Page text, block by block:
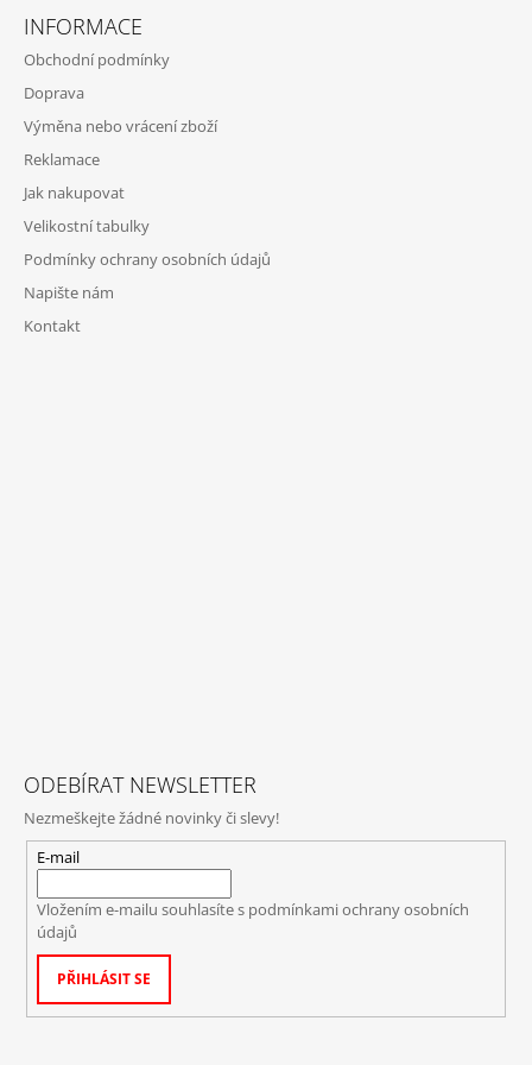
INFORMACE
Obchodní podmínky
Doprava
Výměna nebo vrácení zboží
Reklamace
Jak nakupovat
Velikostní tabulky
Podmínky ochrany osobních údajů
Napište nám
Kontakt
ODEBÍRAT NEWSLETTER
Nezmeškejte žádné novinky či slevy!
E-mail
Vložením e-mailu souhlasíte s podmínkami ochrany osobních
údajů
PŘIHLÁSIT SE